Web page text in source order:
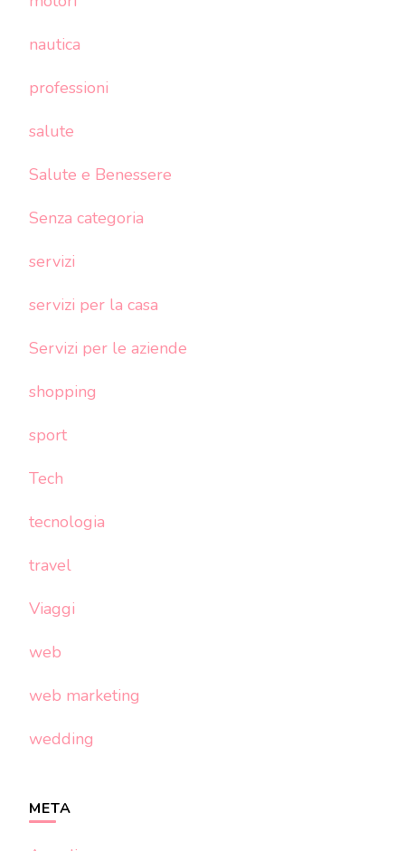
nautica
professioni
salute
Salute e Benessere
Senza categoria
servizi
servizi per la casa
Servizi per le aziende
shopping
sport
Tech
tecnologia
travel
Viaggi
web
web marketing
wedding
META